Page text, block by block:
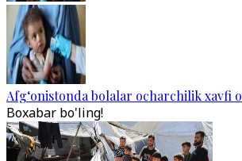
Afg‘onistonda bolalar ocharchilik xavfi
Boxabar bo'ling!